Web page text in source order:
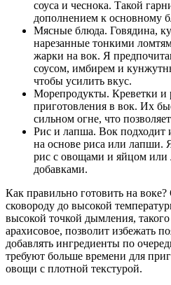
соуса и чеснока. Такой
дополнением к основному
Мясные блюда. Говядина,
нарезанные тонкими
жарки на вок. Я
соусом, имбирем и
чтобы усилить вкус.
Морепродукты. Креветки и
приготовления в вок. Их
сильном огне, что
Рис и лапша. Вок подходит
на основе риса или лапши.
рис с овощами и яйцом
добавками.
Как правильно готовить на воке?
сковороду до высокой
высокой точкой дымления,
арахисовое, позволит избежать
добавлять ингредиенты по
требуют больше времени для
овощи с плотной текстурой.